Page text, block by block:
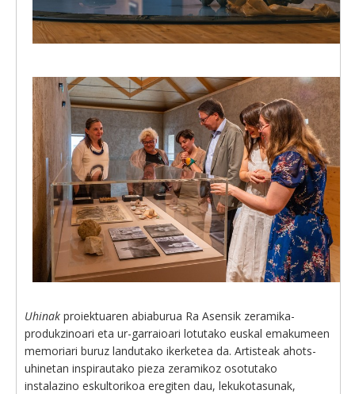
Uhinak proiektuaren abiaburua Ra Asensik zeramika-
produkzinoari eta ur-garraioari lotutako euskal emakumeen
memoriari buruz landutako ikerketea da. Artisteak ahots-
uhinetan inspirautako pieza zeramikoz osotutako
instalazino eskultorikoa eregiten dau, lekukotasunak,